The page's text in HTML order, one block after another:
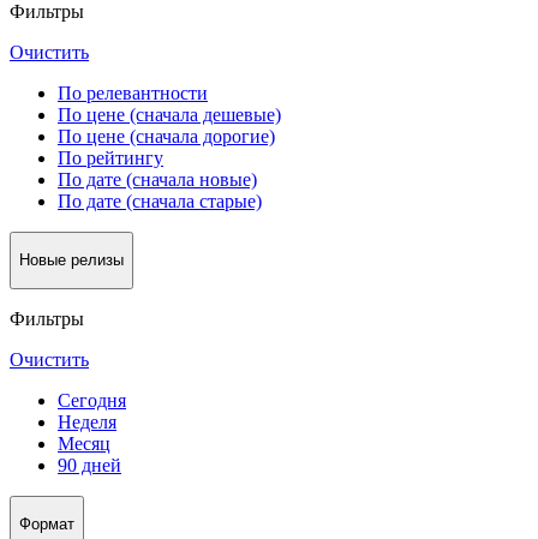
Фильтры
Очистить
По релевантности
По цене (сначала дешевые)
По цене (сначала дорогие)
По рейтингу
По дате (сначала новые)
По дате (сначала старые)
Новые релизы
Фильтры
Очистить
Сегодня
Неделя
Месяц
90 дней
Формат